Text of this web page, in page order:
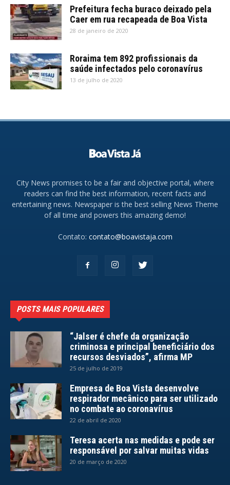
Prefeitura fecha buraco deixado pela
Caer em rua recapeada de Boa Vista
28 de janeiro de 2020
Roraima tem 892 profissionais da
saúde infectados pelo coronavírus
13 de julho de 2020
City News promises to be a fair and objective portal, where
readers can find the best information, recent facts and
entertaining news. Newspaper is the best selling News Theme
of all time and powers this amazing demo!
Contato: contato@boavistaja.com
POSTS MAIS POPULARES
“Jalser é chefe da organização
criminosa e principal beneficiário dos
recursos desviados”, afirma MP
25 de julho de 2019
Empresa de Boa Vista desenvolve
respirador mecânico para ser utilizado
no combate ao coronavírus
22 de abril de 2020
Teresa acerta nas medidas e pode ser
responsável por salvar muitas vidas
20 de março de 2020